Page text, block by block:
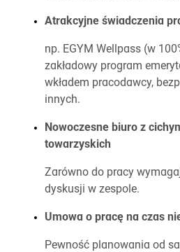
Atrakcyjne świadczenia
np. EGYM Wellpass (w
zakładowy program
wkładem pracodawcy,
innych.
Nowoczesne biuro z
towarzyskich
Zarówno do pracy
dyskusji w zespole.
Umowa o pracę na czas
Pewność planowania od